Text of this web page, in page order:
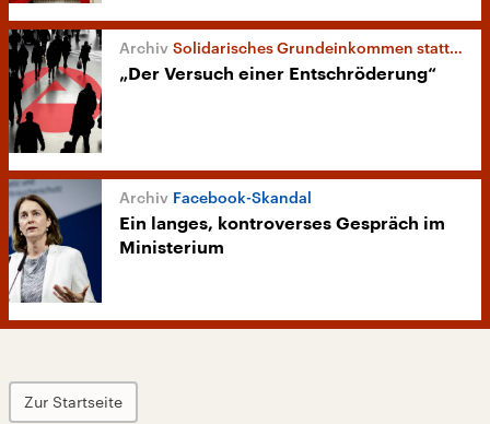
Solidarisches Grundeinkommen statt Hartz IV?
„Der Versuch einer Entschröderung“
Facebook-Skandal
Ein langes, kontroverses Gespräch im
Ministerium
Zur Startseite